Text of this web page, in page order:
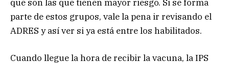
que son las que tienen mayor riesgo. Si se forma
parte de estos grupos, vale la pena ir revisando el
ADRES y así ver si ya está entre los habilitados.
Cuando llegue la hora de recibir la vacuna, la IPS